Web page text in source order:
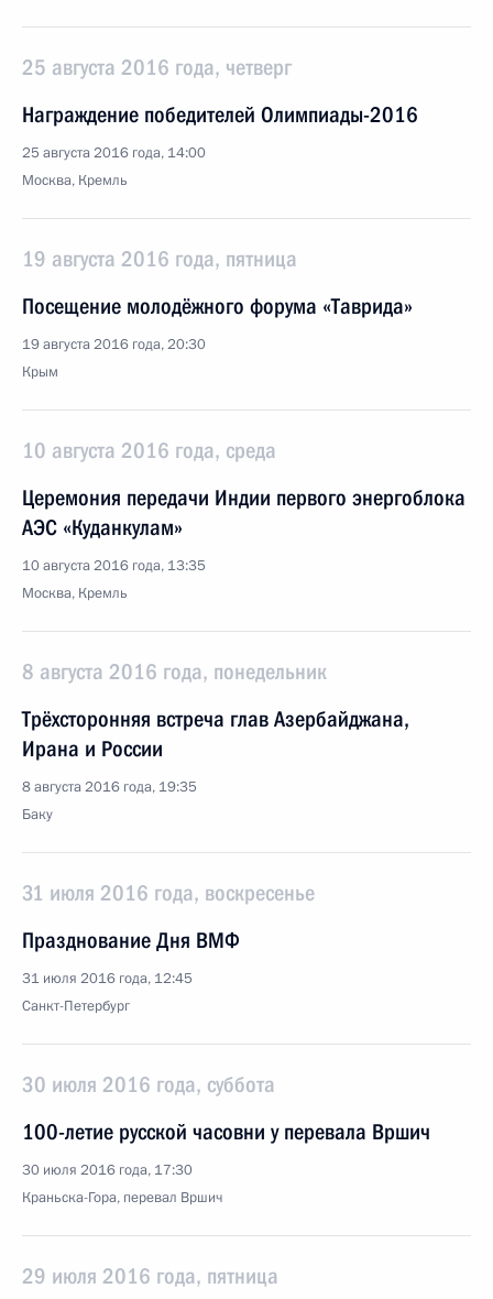
25 августа 2016 года, четверг
Награждение победителей Олимпиады-2016
25 августа 2016 года, 14:00
Москва, Кремль
19 августа 2016 года, пятница
Посещение молодёжного форума «Таврида»
19 августа 2016 года, 20:30
Крым
10 августа 2016 года, среда
Церемония передачи Индии первого энергоблока
АЭС «Куданкулам»
10 августа 2016 года, 13:35
Москва, Кремль
8 августа 2016 года, понедельник
Трёхсторонняя встреча глав Азербайджана,
Ирана и России
8 августа 2016 года, 19:35
Баку
31 июля 2016 года, воскресенье
Празднование Дня ВМФ
31 июля 2016 года, 12:45
Санкт-Петербург
30 июля 2016 года, суббота
100-летие русской часовни у перевала Вршич
30 июля 2016 года, 17:30
Краньска-Гора, перевал Вршич
29 июля 2016 года, пятница